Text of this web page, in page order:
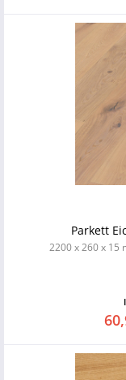
Parkett
2200 x 260 x 15